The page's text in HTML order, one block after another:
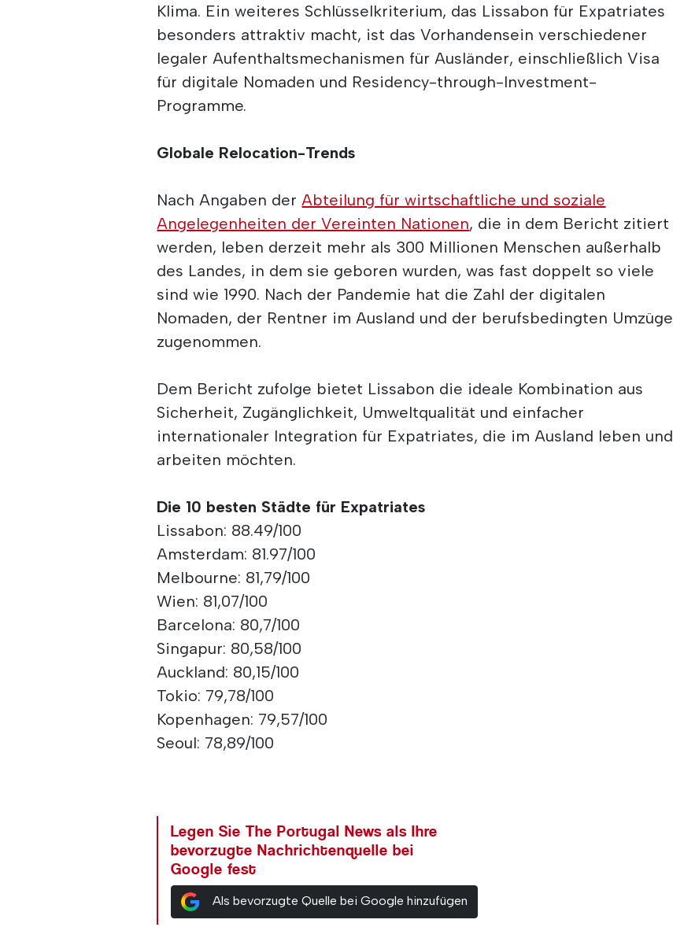
Klima. Ein weiteres Schlüsselkriterium, das Lissabon für Expatriates
besonders attraktiv macht, ist das Vorhandensein verschiedener
legaler Aufenthaltsmechanismen für Ausländer, einschließlich Visa
für digitale Nomaden und Residency-through-Investment-
Programme.
Globale Relocation-Trends
Nach Angaben derAbteilung für wirtschaftliche und soziale
Angelegenheiten der Vereinten Nationen, die in dem Bericht zitiert
werden, leben derzeit mehr als 300 Millionen Menschen außerhalb
des Landes, in dem sie geboren wurden, was fast doppelt so viele
sind wie 1990. Nach der Pandemie hat die Zahl der digitalen
Nomaden, der Rentner im Ausland und der berufsbedingten Umzüge
zugenommen.
Dem Bericht zufolge bietet Lissabon die ideale Kombination aus
Sicherheit, Zugänglichkeit, Umweltqualität und einfacher
internationaler Integration für Expatriates, die im Ausland leben und
arbeiten möchten.
Die 10 besten Städte für Expatriates
Lissabon: 88.49/100
Amsterdam: 81.97/100
Melbourne: 81,79/100
Wien: 81,07/100
Barcelona: 80,7/100
Singapur: 80,58/100
Auckland: 80,15/100
Tokio: 79,78/100
Kopenhagen: 79,57/100
Seoul: 78,89/100
Legen Sie The Portugal News als Ihre
bevorzugte Nachrichtenquelle bei
Google fest
Als bevorzugte Quelle bei Google hinzufügen